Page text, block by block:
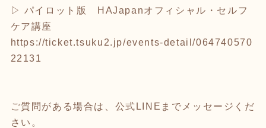
▷ パイロット版 HAJapanオフィシャル・セルフ
ケア講座
https://ticket.tsuku2.jp/events-detail/064740570
22131
ご質問がある場合は、公式LINEまでメッセージくだ
さい。